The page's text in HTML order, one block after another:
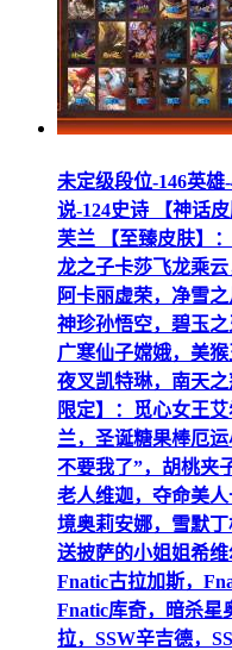
未定级段位-146英雄
说-124史诗 【神话
芙兰 【至臻皮肤】
龙之子卡莎飞龙乘
阿卡丽虚荣，净雪
神珍孙悟空，碧玉之
广寒仙子嫦娥，美
夜叉凯特琳，南天
限定】：觅心女王
兰，圣诞糖果棒厄
不要我了”，胡桃夹
老人维迦，夺命美
境奥莉安娜，雪默丁
送披萨的小姐姐希维
Fnatic古拉加斯，
Fnatic库奇，暗杀星
拉，SSW辛吉德，